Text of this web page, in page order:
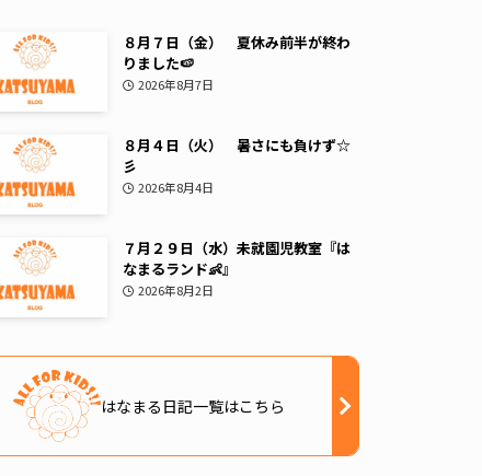
８月７日（金） 夏休み前半が終わ
りました🍉
2026年8月7日
８月４日（火） 暑さにも負けず☆
彡
2026年8月4日
７月２９日（水）未就園児教室『は
なまるランド👶』
2026年8月2日
はなまる日記一覧はこちら